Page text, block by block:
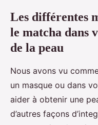
Les différentes
le matcha dans
de la peau
Nous avons vu
un masque ou dans
aider à obtenir une
d’autres façons